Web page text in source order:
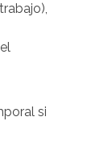
si